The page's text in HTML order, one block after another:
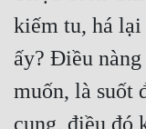
Truyện Convert
Truyện Dịch
Truyện Nhập Môn
Truyện ngắn
kiếm tu, há lại
ấy? Điều
muốn, là suốt
cung, điều đó